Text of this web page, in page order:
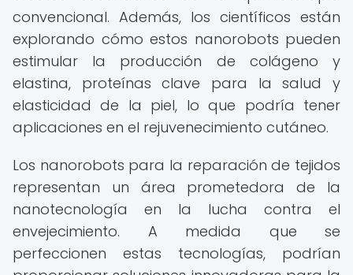
convencional. Además, los científicos están
explorando cómo estos nanorobots pueden
estimular la producción de colágeno y
elastina, proteínas clave para la salud y
elasticidad de la piel, lo que podría tener
aplicaciones en el rejuvenecimiento cutáneo.
Los nanorobots para la reparación de tejidos
representan un área prometedora de la
nanotecnología en la lucha contra el
envejecimiento. A medida que se
perfeccionen estas tecnologías, podrían